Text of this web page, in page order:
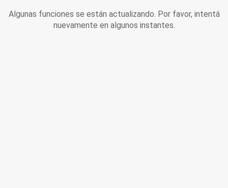
Algunas funciones se están actualizando. Por favor, intentá
nuevamente en algunos instantes.